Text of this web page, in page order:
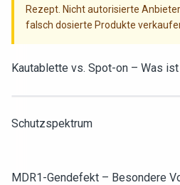
Rezept. Nicht autorisierte
falsch dosierte Produkte
Kautablette vs. Spot-on – Was
Schutzspektrum
MDR1-Gendefekt – Besondere